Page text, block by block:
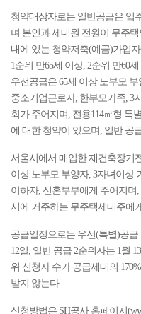
청약대상자로는 일반공급은 입
며 본인과 세대원 전원이 무주
내에 있는 청약저축(예금)가입
1순위 만65세 이상, 2순위 만60
우선공급은 65세 이상 노부모
중소기업근로자, 한부모가족, 3
회가 주어지며, 전용114㎡형 특
에 대한 청약이 있으며, 일반 공
서울시에서 매입한 재건축장기
이상 노부모 부양자, 3자녀이상
이하자, 신혼부부에게 주어지
시에 거주하는 무주택세대주에
공급일정으로는 우선(특별)공급
12일, 일반 공급 2순위자는 1월
위 신청자 수가 공급세대의
받지 않는다.
신청방법은 SH공사 홈페이지(